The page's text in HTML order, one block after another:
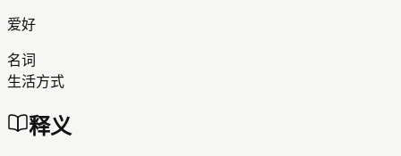
爱好
名词
生活方式
释义